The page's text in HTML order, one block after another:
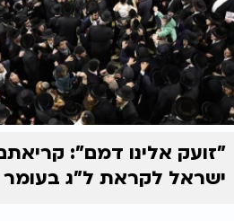
"זועק אלינו דמם":
ישראל לקראת ל"ג בעומר